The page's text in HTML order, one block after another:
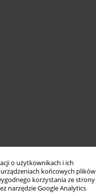
o użytkownikach i ich
końcowych plików
korzystania ze strony
narzędzie Google Analytics